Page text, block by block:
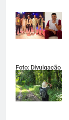
Foto: Divulgação